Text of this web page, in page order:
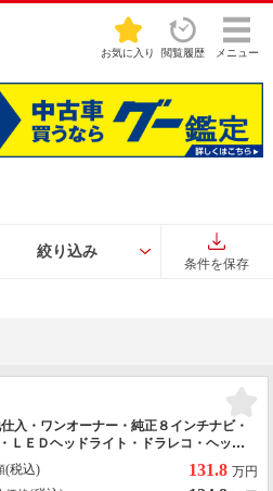
お気に入り 閲覧履歴 メニュー
絞り込み
条件を保存
入・ワンオーナー・純正８インチナビ・
ＬＥＤヘッドライト・ドラレコ・ヘッド
衝突被害軽減ブレーキ・プッシュスター
(税込) 131.8 万円